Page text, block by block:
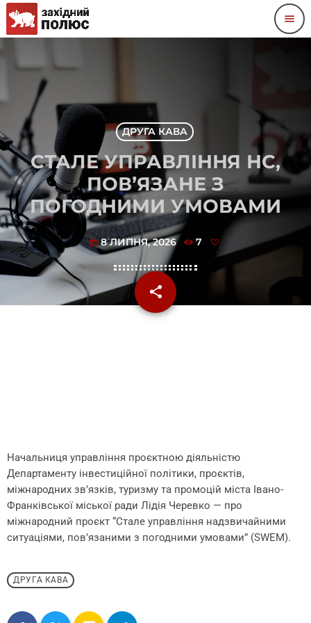
menu
ДРУГА КАВА
СТАЛЕ УПРАВЛІННЯ НС,
ПОВʼЯЗАНЕ З
ПОГОДНИМИ УМОВАМИ
today 8 ЛИПНЯ, 2026 7
share
email
Начальниця управління проєктною діяльністю
Департаменту інвестиційної політики, проєктів,
міжнародних звʼязків, туризму та промоцій міста Івано-
Франківської міської ради Лідія Черевко — про
міжнародний проєкт “Стале управління надзвичайними
ситуаціями, пов’язаними з погодними умовами” (SWEM).
ДРУГА КАВА